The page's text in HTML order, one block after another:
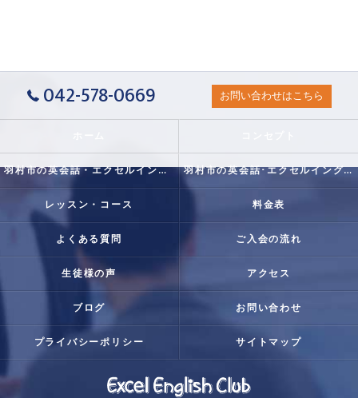
042-578-0669 お問い合わせはこちら
羽村市の英会話・エクセルイングリッシュクラブの口コミ情報 羽村市の英会話･エクセルイングリッシュクラブの評判
レッスン・コース 料金表
よくある質問 ご入会の流れ
生徒様の声 アクセス
ブログ お問い合わせ
プライバシーポリシー サイトマップ